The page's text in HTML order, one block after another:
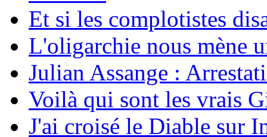
Et si les complotistes
L'oligarchie nous mène
Julian Assange :
Voilà qui sont les vrais
J'ai croisé le Diable sur